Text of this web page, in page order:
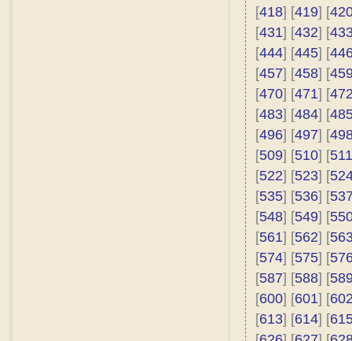
[418] [419] [
[431] [432] [
[444] [445] [
[457] [458] [
[470] [471] [
[483] [484] [
[496] [497] [
[509] [510] [511
[522] [523] [
[535] [536] [
[548] [549] [
[561] [562] [
[574] [575] [
[587] [588] [
[600] [601] [
[613] [614] [